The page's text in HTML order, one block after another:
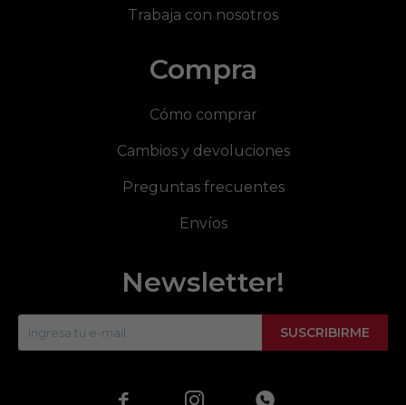
Trabaja con nosotros
Compra
Cómo comprar
Cambios y devoluciones
Preguntas frecuentes
Envíos
Newsletter!
SUSCRIBIRME
  